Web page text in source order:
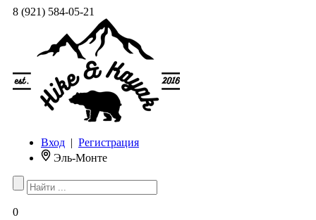
8 (921) 584-05-21
Вход | Регистрация
Эль-Монте
0